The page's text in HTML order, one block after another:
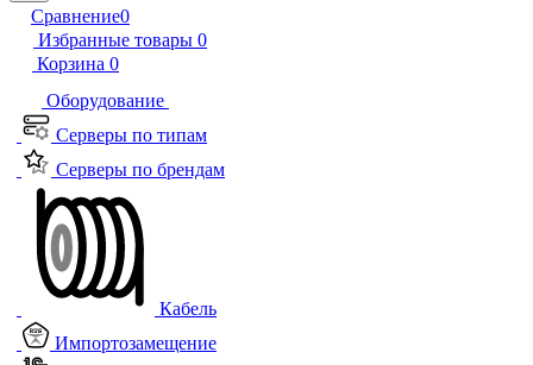
Сравнение0
Избранные товары 0
Корзина 0
Оборудование
Серверы по типам
Серверы по брендам
Кабель
Импортозамещение